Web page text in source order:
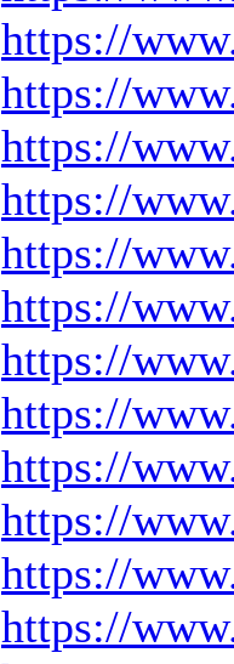
https://
https://
https://
https://
https://
https://
https://
https://
https://
https://
https://
https://